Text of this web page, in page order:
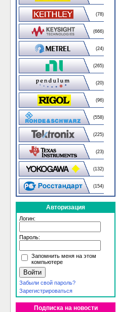
(78)
(666)
(24)
(265)
(20)
(96)
(558)
(225)
(23)
(132)
(154)
Авторизация
Логин:
Пароль:
Запомнить меня на этом
компьютере
Забыли свой пароль?
Зарегистрироваться
Подписка на новости